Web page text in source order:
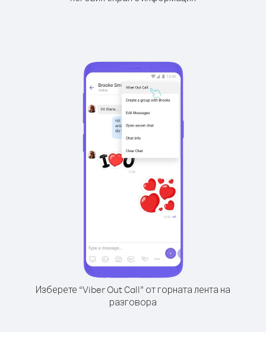
Изберете “Viber Out Call” от горната лента на
разговора